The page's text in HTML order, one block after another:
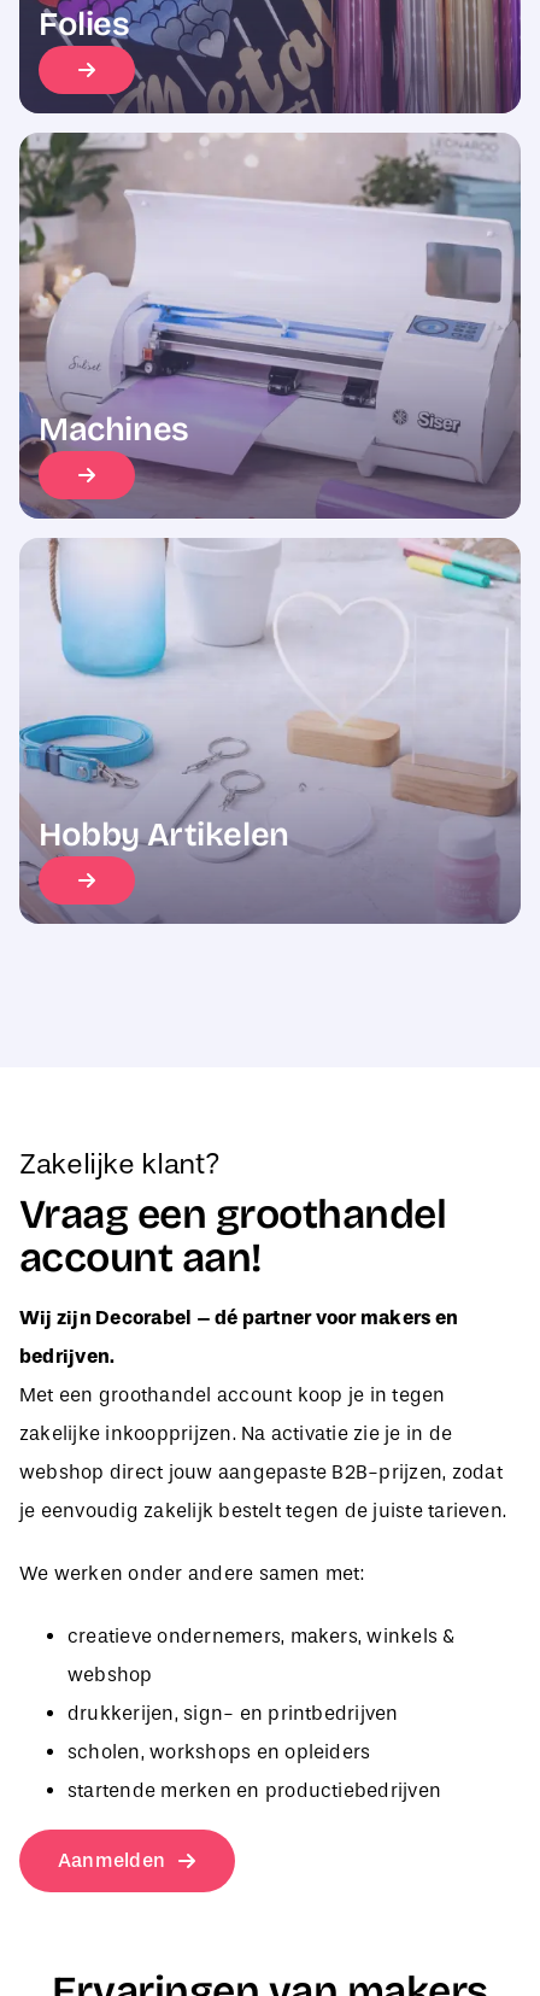
Machines
Hobby Artikelen
Vraag een groothandel
account aan!
Wij zijn Decorabel – dé partner voor makers en
bedrijven.
Met een groothandel account koop je in tegen
zakelijke inkoopprijzen. Na activatie zie je in de
webshop direct jouw aangepaste B2B-prijzen, zodat
je eenvoudig zakelijk bestelt tegen de juiste tarieven.
We werken onder andere samen met:
creatieve ondernemers, makers, winkels &
webshop
drukkerijen, sign- en printbedrijven
scholen, workshops en opleiders
startende merken en productiebedrijven